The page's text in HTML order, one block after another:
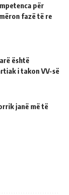
për
fazë të re
është
i takon VV-së
janë më të